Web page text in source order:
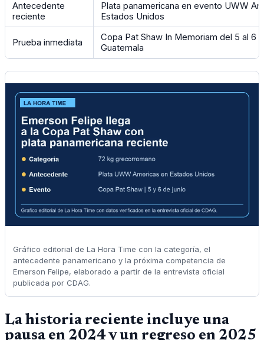
Antecedente
reciente
Plata panamericana en evento UWW
Estados Unidos
Prueba inmediata
Copa Pat Shaw In Memoriam del 5 al 6
Guatemala
Gráfico editorial de La Hora Time con la categoría, el
antecedente panamericano y la próxima competencia de
Emerson Felipe, elaborado a partir de la entrevista oficial
publicada por CDAG.
La historia reciente incluye una
pausa en 2024 y un regreso en 2025